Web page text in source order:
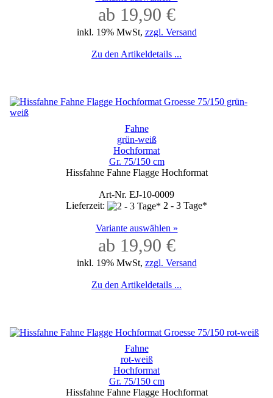
ab 19,90 €
inkl. 19% MwSt, zzgl. Versand
Zu den Artikeldetails ...
Fahne
grün-weiß
Hochformat
Gr. 75/150 cm
Hissfahne Fahne Flagge Hochformat
Art-Nr. EJ-10-0009
Lieferzeit:
2 - 3 Tage*
Variante auswählen »
ab 19,90 €
inkl. 19% MwSt, zzgl. Versand
Zu den Artikeldetails ...
Fahne
rot-weiß
Hochformat
Gr. 75/150 cm
Hissfahne Fahne Flagge Hochformat